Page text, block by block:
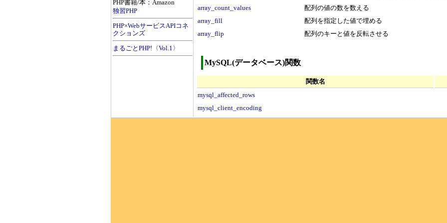
PHP書籍/本：Amazon
独習PHP
PHP×WebサービスAPIコネ
クションズ
まるごとPHP!〈Vol.1〉
array_count_values
配列の値の数を数える
array_fill
配列を指定した値で埋める
array_flip
配列のキーと値を反転させる
MySQL(データベース)関数
関数名
mysql_affected_rows
mysql_client_encoding